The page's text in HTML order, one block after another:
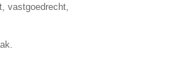
vastgoedrecht,